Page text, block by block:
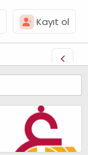
Kayıt ol